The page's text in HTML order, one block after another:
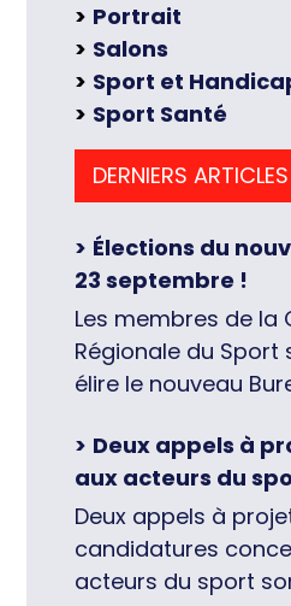
Portrait
Salons
Sport et
Sport Santé
DERNIERS ARTICLES
Élections du
23 septembre !
Les membres de la
Régionale du Sport
élire le nouveau
23 septembre
journée des Assises
Sport (17h45, lire
l’Hôtel de Région à
et chacune des
Deux appels à
aux acteurs du
Deux appels à
candidatures
acteurs du sport